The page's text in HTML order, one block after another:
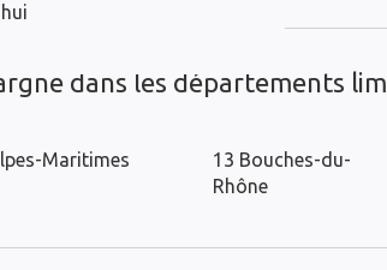
dans les départements
Maritimes
13 Bouches-du-
Rhône